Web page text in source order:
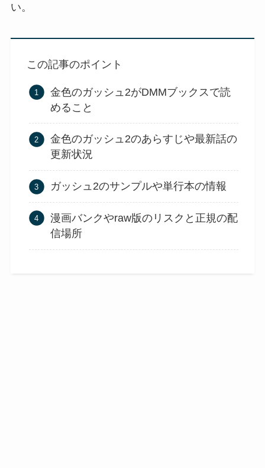
い。
この記事のポイント
金色のガッシュ2がDMMブックスで読
めること
金色のガッシュ2のあらすじや最新話の
更新状況
ガッシュ2のサンプルや単行本の情報
漫画バンクやraw版のリスクと正規の配
信場所